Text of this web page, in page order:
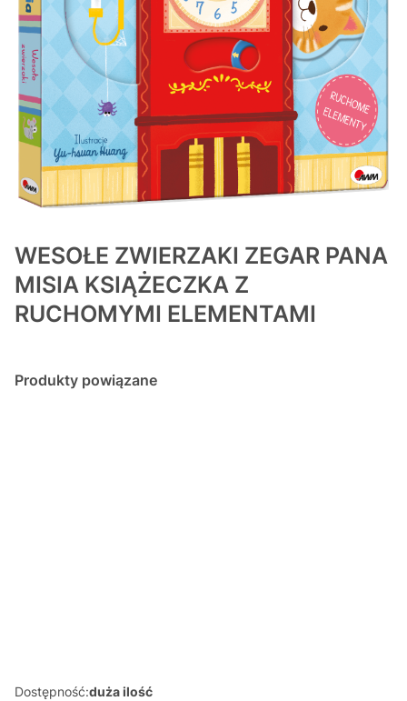
WESOŁE ZWIERZAKI ZEGAR PANA
MISIA KSIĄŻECZKA Z
RUCHOMYMI ELEMENTAMI
Produkty powiązane
Dostępność:duża ilość